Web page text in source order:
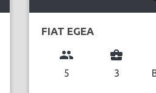
FIAT EGEA
group
5
business_center
3